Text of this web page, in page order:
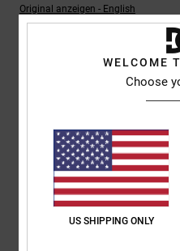
Original anzeigen - English
Komfort: 5/5 Preis-Leistungs-
Ich empfehle dieses Produkt
5
4. Juli 2026
Komfort: 5/5 Preis-Leistungs-
Material: 5 Farbe: 5
Ich empfehle dieses Produkt
WELCOME
Choose
US SHIPPING ONLY